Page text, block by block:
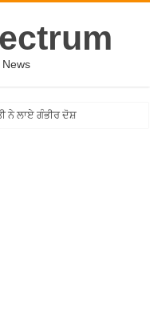
ਨੇ ਲਾਏ ਗੰਭੀਰ ਦੋਸ਼